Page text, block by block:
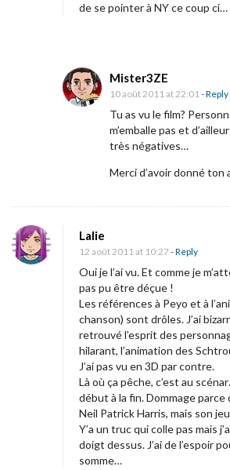
i
o
f
a
l
i
s
é
e
p
o
u
r
«
L
de se pointer à NY ce coup ci…
Mister3ZE
10 août 2011 at 22:01- Reply
Tu as vu le film?
m’emballe pas et
très négatives…
Merci d’avoir donné ton
Lalie
12 août 2011 at 10:27- Reply
Oui je l’ai vu. Et comme je
pas pu être déçue !
Les références à Peyo et à
chanson) sont drôles. J’ai
retrouvé l’esprit des
hilarant, l’animation des
J’ai pas vu en 3D par contre.
Là où ça pêche, c’est au
début à la fin. Dommage parce
Neil Patrick Harris, mais son
Y’a un truc qui colle pas mais
doigt dessus. J’ai de l’espoir
somme…